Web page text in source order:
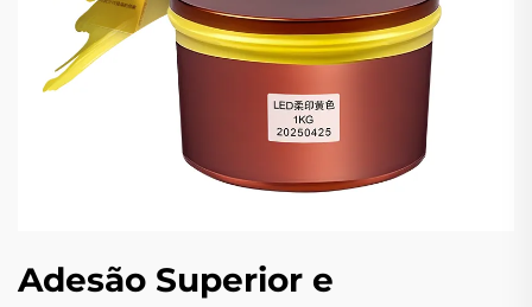
Adesão Superior e